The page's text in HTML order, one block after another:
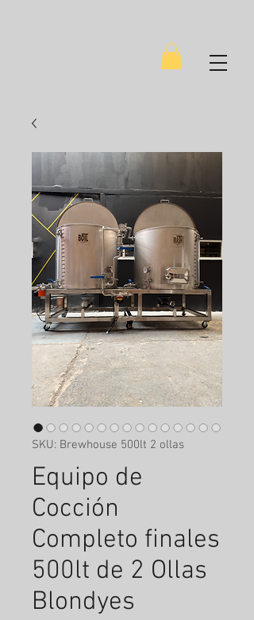
SKU: Brewhouse 500lt 2 ollas
Equipo de
Cocción
Completo finales
500lt de 2 Ollas
Blondyes